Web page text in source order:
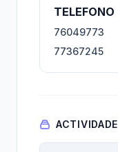
TELEFONO
76049773
77367245